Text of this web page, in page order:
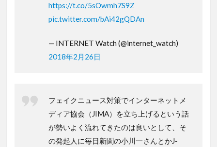
https://t.co/5sOwmh7S9Z
pic.twitter.com/bAi42gQDAn
— INTERNET Watch (@internet_watch)
2018年2月26日
フェイクニュース対策でインターネットメ
ディア協会（JIMA）を立ち上げるという話
が勢いよく流れてきたのは良いとして、そ
の発起人に毎日新聞の小川一さんとかJ-